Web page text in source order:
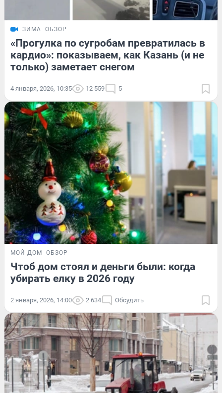
ЗИМА ОБЗОР
«Прогулка по сугробам превратилась в
кардио»: показываем, как Казань (и не
только) заметает снегом
4 января, 2026, 10:35 12 559 5
МОЙ ДОМ ОБЗОР
Чтоб дом стоял и деньги были: когда
убирать елку в 2026 году
2 января, 2026, 14:00 2 634 Обсудить